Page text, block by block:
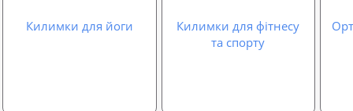
Килимки для йоги
Килимки для фітнесу
та спорту